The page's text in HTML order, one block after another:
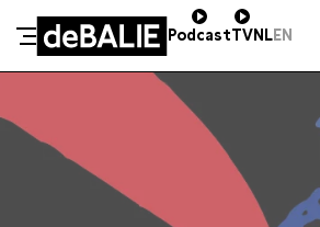
Meteen naar de content
De Balie
PodcastTVNLEN
SCHENK DIRECT
ZAKELIJK STEUNEN
Kleine-Gartmanplantsoen 10